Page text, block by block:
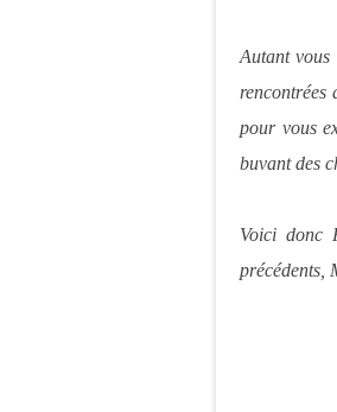
Autant vous
pour vous
buvant des
Voici donc
précédents,